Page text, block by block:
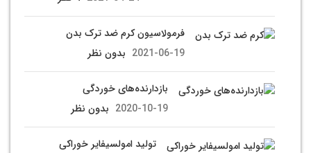
فرمولاسیون کرم ضد ترک بدن
2021-06-19 بدون نظر
بازدارنده‌های خوردگی
2020-10-19 بدون نظر
تولید امولسیفایر خوراکی